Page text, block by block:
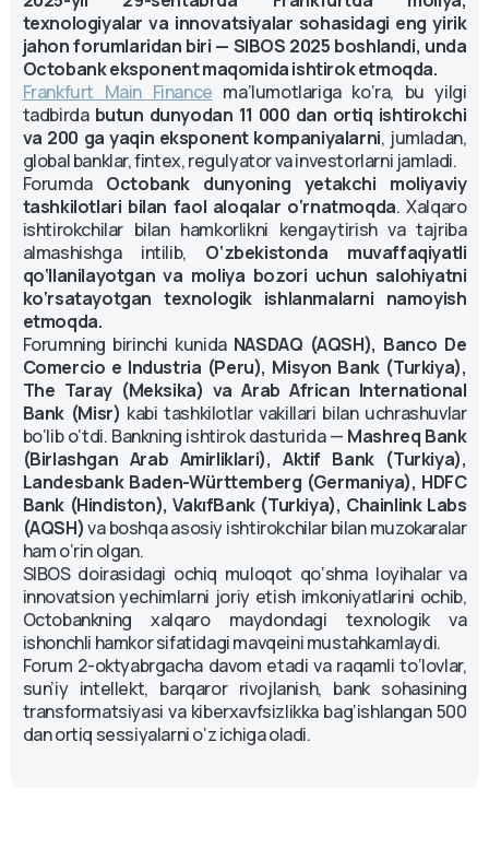
texnologiyalar va innovatsiyalar sohasidagi eng yirik
jahon forumlaridan biri — SIBOS 2025 boshlandi, unda
Octobank eksponent maqomida ishtirok etmoqda.
Frankfurt Main Finance ma’lumotlariga ko‘ra, bu yilgi
tadbirda butun dunyodan 11 000 dan ortiq ishtirokchi
va 200 ga yaqin eksponent kompaniyalarni, jumladan,
global banklar, fintex, regulyator va investorlarni jamladi.
Forumda Octobank dunyoning yetakchi moliyaviy
tashkilotlari bilan faol aloqalar o‘rnatmoqda. Xalqaro
ishtirokchilar bilan hamkorlikni kengaytirish va tajriba
almashishga intilib, O‘zbekistonda muvaffaqiyatli
qo‘llanilayotgan va moliya bozori uchun salohiyatni
ko‘rsatayotgan texnologik ishlanmalarni namoyish
etmoqda.
Forumning birinchi kunida NASDAQ (AQSH), Banco De
Comercio e Industria (Peru), Misyon Bank (Turkiya),
The Taray (Meksika) va Arab African International
Bank (Misr) kabi tashkilotlar vakillari bilan uchrashuvlar
bo‘lib o‘tdi. Bankning ishtirok dasturida — Mashreq Bank
(Birlashgan Arab Amirliklari), Aktif Bank (Turkiya),
Landesbank Baden-Württemberg (Germaniya), HDFC
Bank (Hindiston), VakıfBank (Turkiya), Chainlink Labs
(AQSH)va boshqa asosiy ishtirokchilar bilan muzokaralar
ham o‘rin olgan.
SIBOS doirasidagi ochiq muloqot qo‘shma loyihalar va
innovatsion yechimlarni joriy etish imkoniyatlarini ochib,
Octobankning xalqaro maydondagi texnologik va
ishonchli hamkor sifatidagi mavqeini mustahkamlaydi.
Forum 2-oktyabrgacha davom etadi va raqamli to‘lovlar,
sun’iy intellekt, barqaror rivojlanish, bank sohasining
transformatsiyasi va kiberxavfsizlikka bag‘ishlangan 500
dan ortiq sessiyalarni o‘z ichiga oladi.